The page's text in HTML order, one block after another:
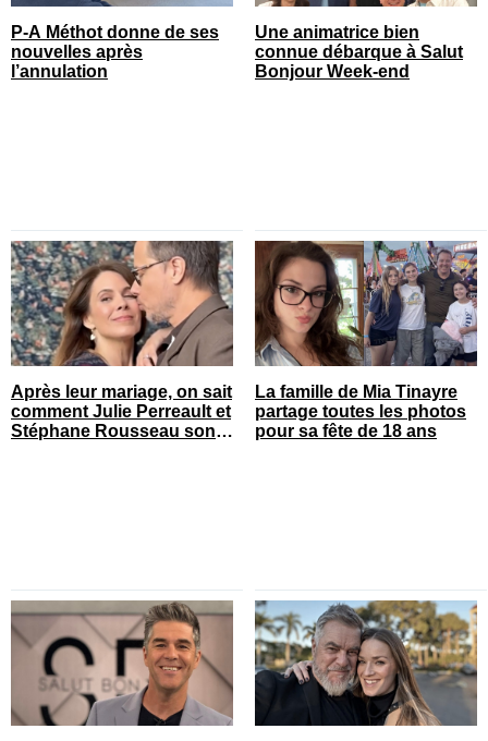
P-A Méthot donne de ses
nouvelles après
l’annulation
Une animatrice bien
connue débarque à Salut
Bonjour Week-end
Après leur mariage, on sait
comment Julie Perreault et
Stéphane Rousseau sont
La famille de Mia Tinayre
partage toutes les photos
pour sa fête de 18 ans